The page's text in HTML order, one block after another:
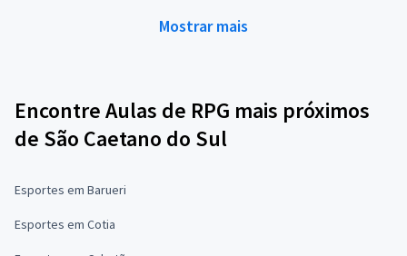
Mostrar mais
Encontre Aulas de RPG mais próximos
de São Caetano do Sul
Esportes em Barueri
Esportes em Cotia